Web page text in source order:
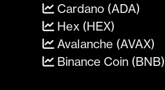
Cardano (ADA)
Hex (HEX)
Avalanche (AVAX)
Binance Coin (BNB)